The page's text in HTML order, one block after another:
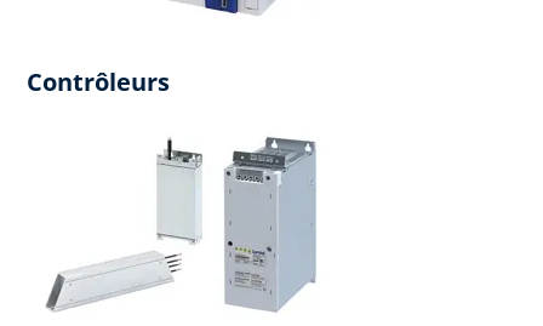
Contrôleurs